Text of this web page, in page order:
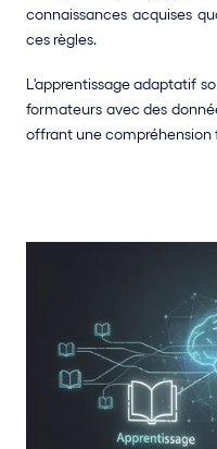
connaissances acquises
ces règles.
L'apprentissage adaptatif
formateurs avec des
offrant une compréhension